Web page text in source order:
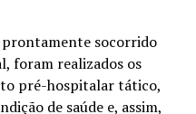
prontamente socorrido
foram realizados os
pré-hospitalar tático,
de saúde e, assim,